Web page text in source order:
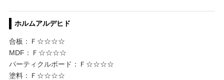
ホルムアルデヒド
合板：Ｆ☆☆☆☆
MDF：Ｆ☆☆☆☆
パーティクルボード：Ｆ☆☆☆☆
塗料：Ｆ☆☆☆☆